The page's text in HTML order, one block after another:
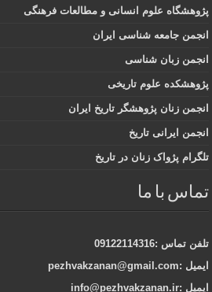
پژوهشگاه علوم انسانی و مطالعات فرهنگی
انجمن جامعه شناسی ایران
انجمن زبان شناسی
پژوهشکده علوم تاریخی
انجمن زنان پژوهشگر تاریخ ایران
انجمن ایرانی تاریخ
تلگرام پژواک زنان در تاریخ
تماس با ما
تلفن تماس :09122114316
ایمیل :pezhvakzanan@gmail.com
ایمیل :info@pezhvakzanan.ir